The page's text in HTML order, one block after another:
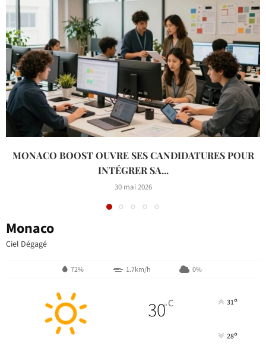
MONACO BOOST OUVRE SES CANDIDATURES POUR
INTÉGRER SA...
30 mai 2026
Monaco
Ciel Dégagé
72% 1.7km/h 0%
30°C 31°
28°